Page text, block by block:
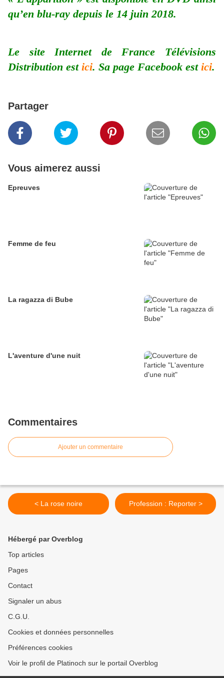
qu’en blu-ray depuis le 14 juin 2018.
Le site Internet de France Télévisions
Distribution est ici. Sa page Facebook est ici.
Partager
Vous aimerez aussi
Epreuves
Femme de feu
La ragazza di Bube
L'aventure d'une nuit
Commentaires
Ajouter un commentaire
< La rose noire Profession : Reporter >
Hébergé par Overblog
Top articles
Pages
Contact
Signaler un abus
C.G.U.
Cookies et données personnelles
Préférences cookies
Voir le profil de Platinoch sur le portail Overblog